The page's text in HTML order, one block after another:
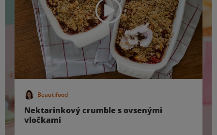
Beautifood
Nektarinkový crumble s ovsenými
vločkami